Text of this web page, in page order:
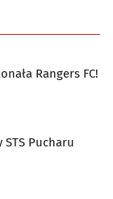
Rangers FC!
Pucharu